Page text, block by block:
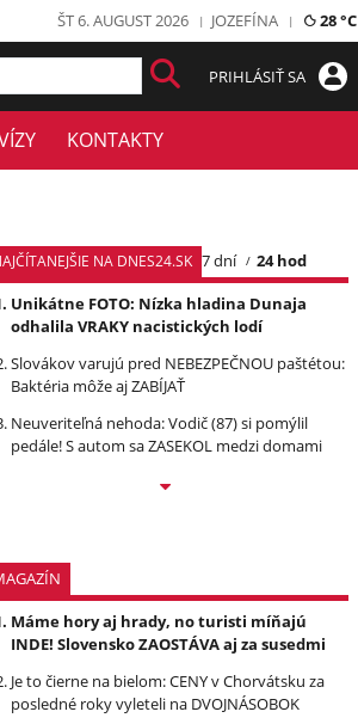
ŠT 6. AUGUST 2026 JOZEFÍNA 28 °C
PRIHLÁSIŤ SA
KONTAKTY
NA DNES24.SK 7 dní
24 hod
Unikátne FOTO: Nízka hladina Dunaja
odhalila VRAKY nacistických lodí
Slovákov varujú pred NEBEZPEČNOU paštétou:
Baktéria môže aj ZABÍJAŤ
Neuveriteľná nehoda: Vodič (87) si pomýlil
pedále! S autom sa ZASEKOL medzi domami
Máme hory aj hrady, no turisti míňajú
INDE! Slovensko ZAOSTÁVA aj za susedmi
Je to čierne na bielom: CENY v Chorvátsku za
posledné roky vyleteli na DVOJNÁSOBOK